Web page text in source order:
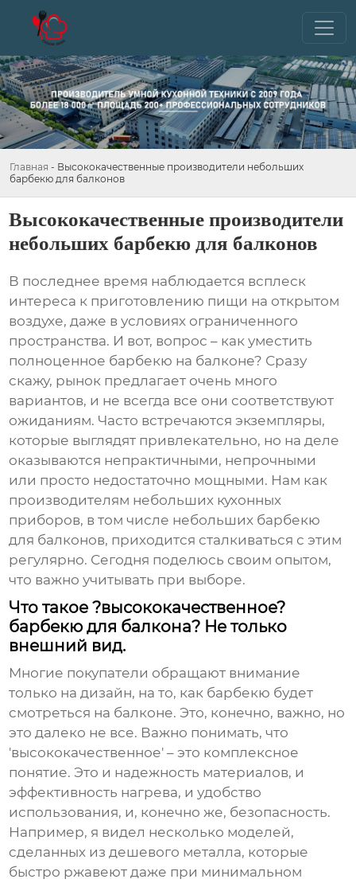
Главная - Высококачественные производители небольших
барбекю для балконов
Высококачественные производители
небольших барбекю для балконов
В последнее время наблюдается всплеск
интереса к приготовлению пищи на открытом
воздухе, даже в условиях ограниченного
пространства. И вот, вопрос – как уместить
полноценное барбекю на балконе? Сразу
скажу, рынок предлагает очень много
вариантов, и не всегда все они соответствуют
ожиданиям. Часто встречаются экземпляры,
которые выглядят привлекательно, но на деле
оказываются непрактичными, непрочными
или просто недостаточно мощными. Нам как
производителям небольших кухонных
приборов, в том числе небольших барбекю
для балконов, приходится сталкиваться с этим
регулярно. Сегодня поделюсь своим опытом,
что важно учитывать при выборе.
Что такое ?высококачественное?
барбекю для балкона? Не только
внешний вид.
Многие покупатели обращают внимание
только на дизайн, на то, как барбекю будет
смотреться на балконе. Это, конечно, важно, но
это далеко не все. Важно понимать, что
'высококачественное' – это комплексное
понятие. Это и надежность материалов, и
эффективность нагрева, и удобство
использования, и, конечно же, безопасность.
Например, я видел несколько моделей,
сделанных из дешевого металла, которые
быстро ржавеют даже при минимальном